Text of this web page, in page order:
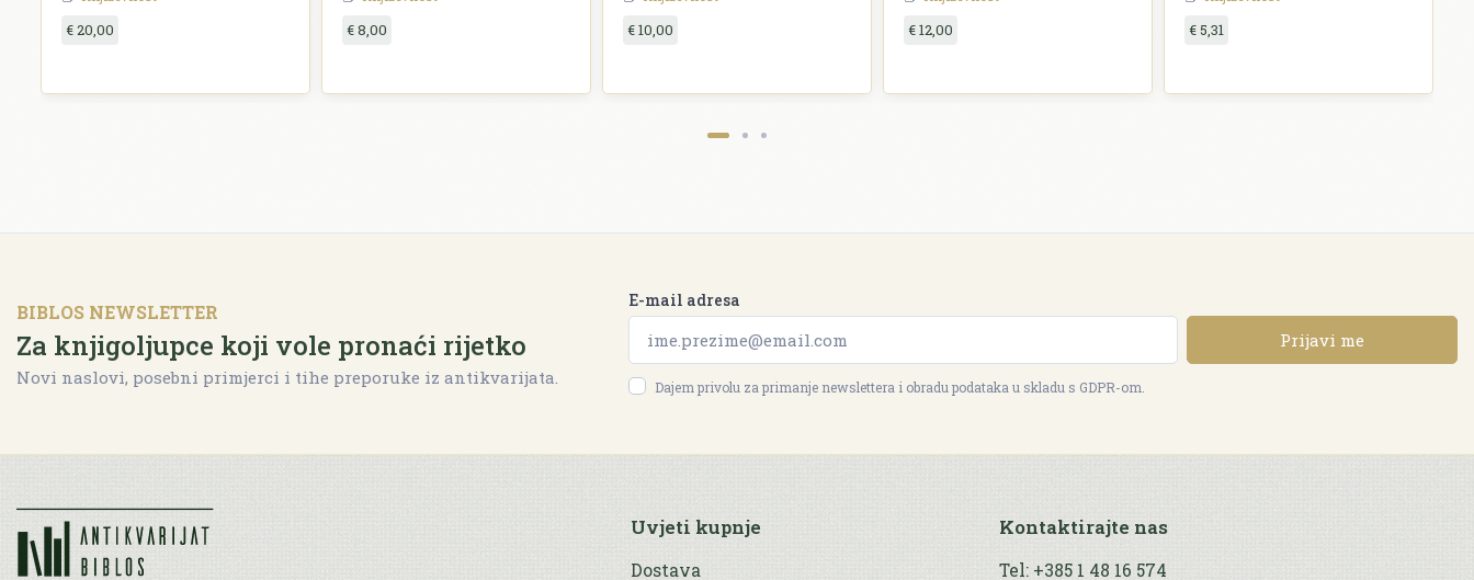
€ 20,00 € 8,00 € 10,00 € 12,00 € 5,31
BIBLOS NEWSLETTER
Za knjigoljupce koji vole pronaći rijetko
Novi naslovi, posebni primjerci i tihe preporuke iz antikvarijata.
E-mail adresa
Prijavi me
Dajem privolu za primanje newslettera i obradu podataka u skladu s GDPR-om.
Uvjeti kupnje
Dostava
Kontaktirajte nas
Tel: +385 1 48 16 574